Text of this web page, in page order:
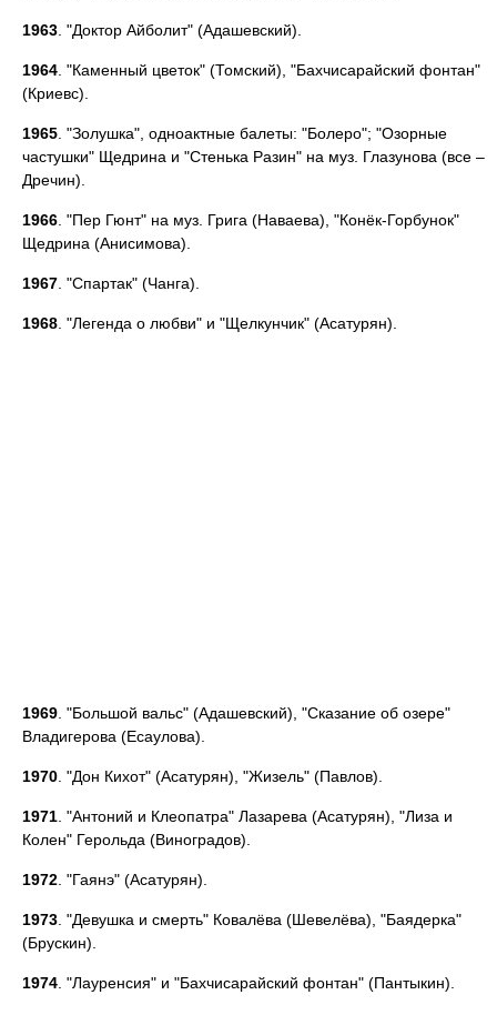
1963 . "Доктор Айболит" (Адашевский).
1964 . "Каменный цветок" (Томский), "Бахчисарайский фонтан"
(Криевс).
1965 . "Золушка", одноактные балеты: "Болеро"; "Озорные
частушки" Щедрина и "Стенька Разин" на муз. Глазунова (все –
Дречин).
1966 . "Пер Гюнт" на муз. Грига (Наваева), "Конёк-Горбунок"
Щедрина (Анисимова).
1967 . "Спартак" (Чанга).
1968 . "Легенда о любви" и "Щелкунчик" (Асатурян).
1969 . "Большой вальс" (Адашевский), "Сказание об озере"
Владигерова (Есаулова).
1970 . "Дон Кихот" (Асатурян), "Жизель" (Павлов).
1971 . "Антоний и Клеопатра" Лазарева (Асатурян), "Лиза и
Колен" Герольда (Виноградов).
1972 . "Гаянэ" (Асатурян).
1973 . "Девушка и смерть" Ковалёва (Шевелёва), "Баядерка"
(Брускин).
1974 . "Лауренсия" и "Бахчисарайский фонтан" (Пантыкин).